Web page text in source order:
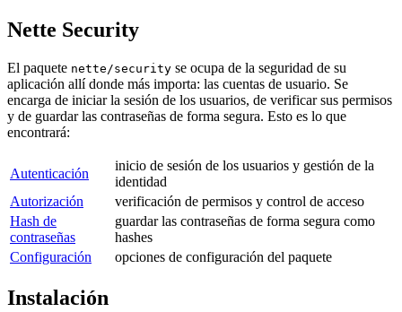
Nette Security
El paquete nette/security se ocupa de la seguridad de su
aplicación allí donde más importa: las cuentas de usuario. Se
encarga de iniciar la sesión de los usuarios, de verificar sus permisos
y de guardar las contraseñas de forma segura. Esto es lo que
encontrará:
Autenticación
inicio de sesión de los usuarios y gestión de la
identidad
Autorización
verificación de permisos y control de acceso
Hash de
contraseñas
guardar las contraseñas de forma segura como
hashes
Configuración
opciones de configuración del paquete
Instalación